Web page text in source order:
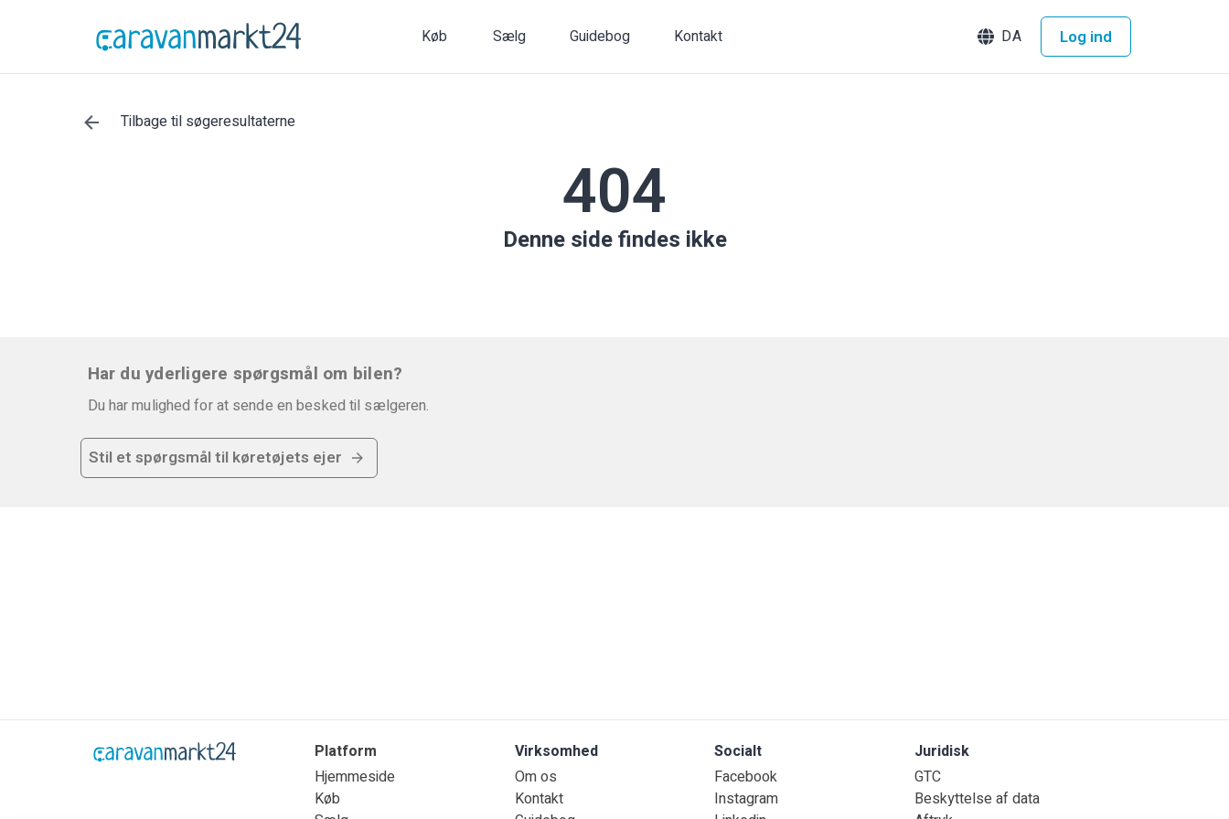
Køb Sælg Guidebog Kontakt DA Log ind
Tilbage til søgeresultaterne
404
Denne side findes ikke
Har du yderligere spørgsmål om bilen?
Du har mulighed for at sende en besked til sælgeren.
Stil et spørgsmål til køretøjets ejer
Platform
Hjemmeside
Køb
Virksomhed
Om os
Kontakt
Socialt
Facebook
Instagram
Juridisk
GTC
Beskyttelse af data